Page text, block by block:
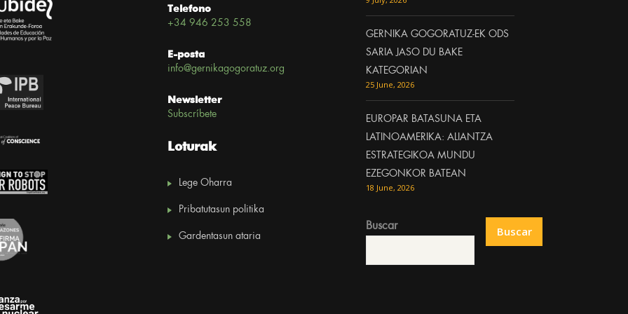
Telefono
+34 946 253 558
E-posta
info@gernikagogoratuz.org
Newsletter
Subscríbete
Loturak
Lege Oharra
Pribatutasun politika
Gardentasun ataria
GERNIKA GOGORATUZ-EK ODS
SARIA JASO DU BAKE
KATEGORIAN
25 June, 2026
EUROPAR BATASUNA ETA
LATINOAMERIKA: ALIANTZA
ESTRATEGIKOA MUNDU
EZEGONKOR BATEAN
18 June, 2026
Buscar Buscar